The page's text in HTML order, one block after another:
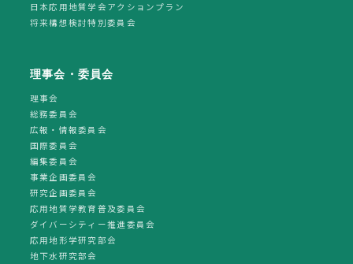
日本応用地質学会アクションプラン
将来構想検討特別委員会
理事会・委員会
理事会
総務委員会
広報・情報委員会
国際委員会
編集委員会
事業企画委員会
研究企画委員会
応用地質学教育普及委員会
ダイバーシティー推進委員会
応用地形学研究部会
地下水研究部会